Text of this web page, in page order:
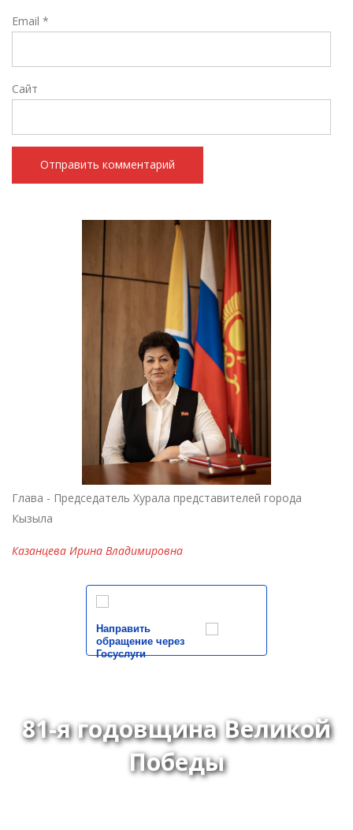
Email *
Сайт
Глава - Председатель Хурала представителей города
Кызыла
Казанцева Ирина Владимировна
Направить
обращение через
Госуслуги
81-я годовщина Великой
Победы